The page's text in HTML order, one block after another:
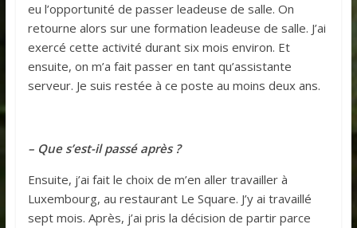
eu l’opportunité de passer leadeuse de salle. On
retourne alors sur une formation leadeuse de salle. J’ai
exercé cette activité durant six mois environ. Et
ensuite, on m’a fait passer en tant qu’assistante
serveur. Je suis restée à ce poste au moins deux ans.
– Que s’est-il passé après ?
Ensuite, j’ai fait le choix de m’en aller travailler à
Luxembourg, au restaurant Le Square. J’y ai travaillé
sept mois. Après, j’ai pris la décision de partir parce